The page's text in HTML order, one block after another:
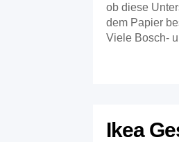
ob diese
dem Papier
Viele Bosch-
Ikea